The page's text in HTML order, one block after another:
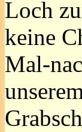
Loch
keine
Mal-